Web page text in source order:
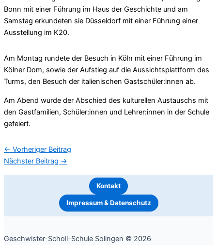
Bonn mit einer Führung im Haus der Geschichte und am
Samstag erkundeten sie Düsseldorf mit einer Führung einer
Ausstellung im K20.
Am Montag rundete der Besuch in Köln mit einer Führung im
Kölner Dom, sowie der Aufstieg auf die Aussichtsplattform des
Turms, den Besuch der italienischen Gastschüler:innen ab.
Am Abend wurde der Abschied des kulturellen Austauschs mit
den Gastfamilien, Schüler:innen und Lehrer:innen in der Schule
gefeiert.
← Vorheriger Beitrag
Nächster Beitrag →
Kontakt
Impressum & Datenschutz
Geschwister-Scholl-Schule Solingen © 2026